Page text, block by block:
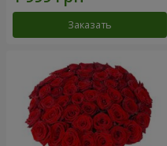
Заказать